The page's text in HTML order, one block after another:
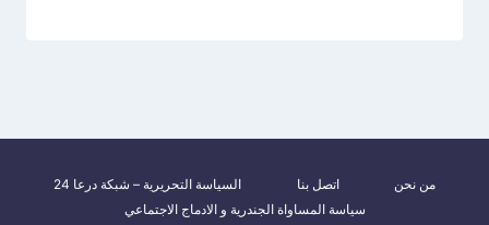
من نحن اتصل بنا
السياسة التحريرية – شبكة درعا 24
سياسة المساواة الجندرية و الادماج الاجتماعي